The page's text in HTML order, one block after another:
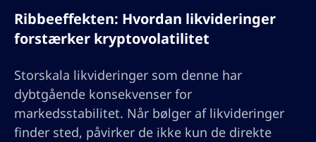
Ribbeeffekten: Hvordan likvideringer
forstærker kryptovolatilitet
Storskala likvideringer som denne har
dybtgående konsekvenser for
markedsstabilitet. Når bølger af likvideringer
finder sted, påvirker de ikke kun de direkte